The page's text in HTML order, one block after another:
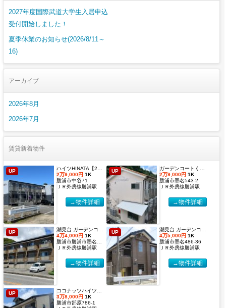
2027年度国際武道大学生入居申込
受付開始しました！
夏季休業のお知らせ(2026/8/11～
16)
アーカイブ
2026年8月
2026年7月
賃貸新着物件
UP
ハイツHINATA【2027年度国際武道大学生 入居申込受付開始しました！】
2万9,000円 1K
勝浦市中谷71
ＪＲ外房線勝浦駅
→物件詳細
UP
ガーデンコートくすのき 【2027年度国際武道大学生 入居申込受付開始しました！】
2万9,000円 1K
勝浦市墨名543-2
ＪＲ外房線勝浦駅
→物件詳細
UP
潮見台 ガーデンコート２【2027年度国際武道大学生 入居申込受付開始しました！】
4万4,000円 1K
勝浦市勝浦市墨名486-32
ＪＲ外房線勝浦駅
→物件詳細
UP
潮見台 ガーデンコート【2027年度国際武道大学生 入居申込受付開始しました！】
4万5,000円 1K
勝浦市墨名486-36
ＪＲ外房線勝浦駅
→物件詳細
UP
ココナッツハイツ６【2027年度国際武道大学生 入居申込受付開始しました！】
3万8,000円 1K
勝浦市部原786-1